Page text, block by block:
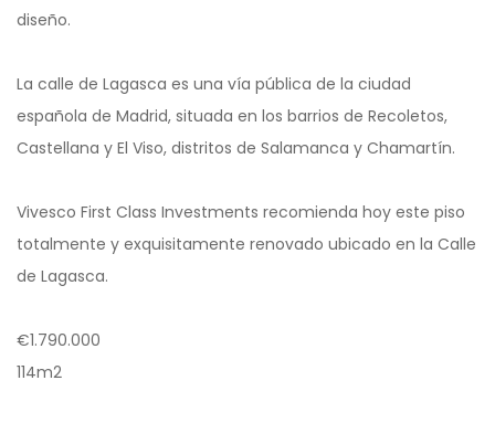
diseño.
La calle de Lagasca es una vía pública de la ciudad
española de Madrid, situada en los barrios de Recoletos,
Castellana y El Viso, distritos de Salamanca y Chamartín.
Vivesco First Class Investments recomienda hoy este piso
totalmente y exquisitamente renovado ubicado en la Calle
de Lagasca.
€1.790.000
114m2